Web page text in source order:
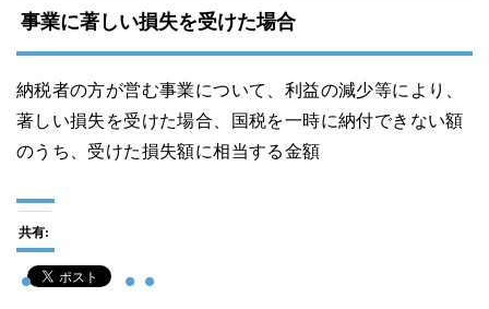
事業に著しい損失を受けた場合
納税者の方が営む事業について、利益の減少等により、
著しい損失を受けた場合、国税を一時に納付できない額
のうち、受けた損失額に相当する金額
共有: